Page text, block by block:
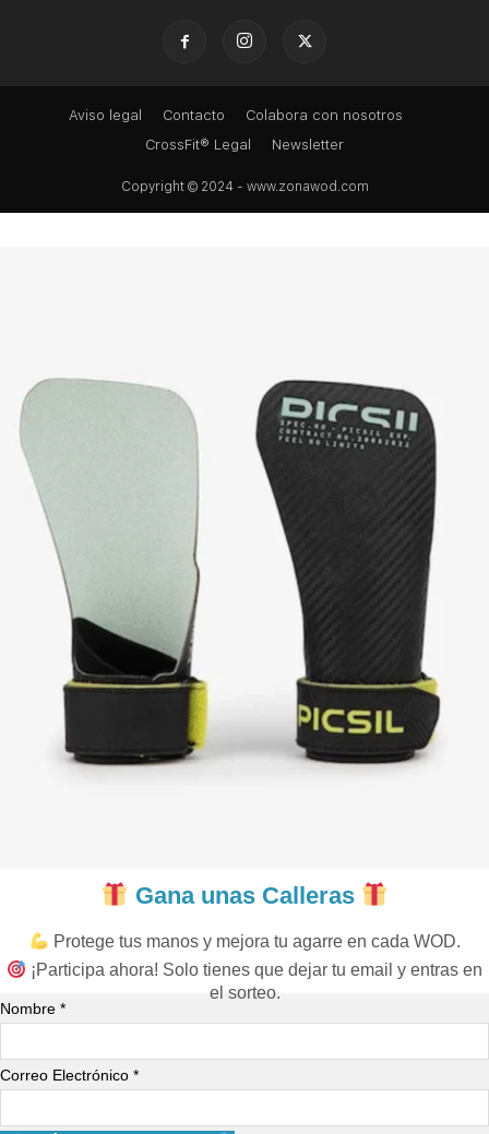
Aviso legal Contacto
Colabora con nosotros
CrossFit® Legal
Newsletter
Copyright © 2024 - www.zonawod.com
Gana unas Calleras
Protege tus manos y mejora tu agarre en cada WOD.
¡Participa ahora! Solo tienes que dejar tu email y entras en
el sorteo.
Nombre *
Correo Electrónico *